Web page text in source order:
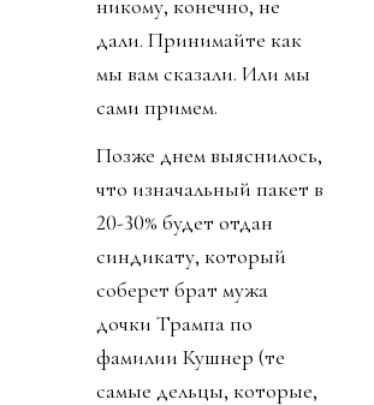
никому, конечно, не
дали. Принимайте как
мы вам сказали. Или мы
сами примем.
Позже днем выяснилось,
что изначальный пакет в
20-30% будет отдан
синдикату, который
соберет брат мужа
дочки Трампа по
фамилии Кушнер (те
самые дельцы, которые,